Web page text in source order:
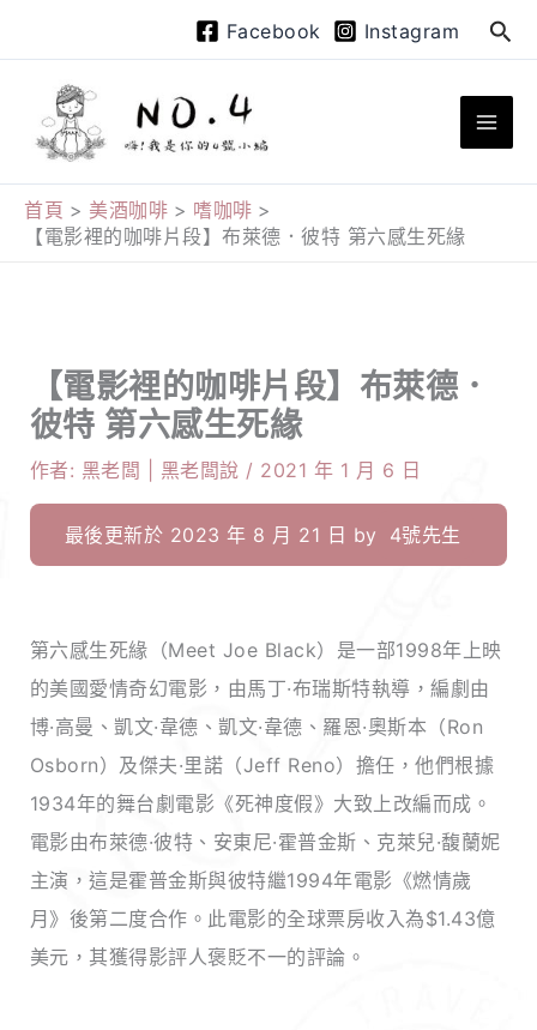
至
Facebook Instagram
搜
尋
首頁 美酒咖啡
嗜咖啡
【電影裡的咖啡片段】布萊德．彼特 第六感生死緣
【電影裡的咖啡片段】布萊德．
彼特 第六感生死緣
作者: 黑老闆 | 黑老闆說 / 2021 年 1 月 6 日
最後更新於 2023 年 8 月 21 日 by 4號先生
第六感生死緣（Meet Joe Black）是一部1998年上映
的美國愛情奇幻電影，由馬丁·布瑞斯特執導，編劇由
博·高曼、凱文·韋德、凱文·韋德、羅恩·奧斯本（Ron
Osborn）及傑夫·里諾（Jeff Reno）擔任，他們根據
1934年的舞台劇電影《死神度假》大致上改編而成。
電影由布萊德·彼特、安東尼·霍普金斯、克萊兒·馥蘭妮
主演，這是霍普金斯與彼特繼1994年電影《燃情歲
月》後第二度合作。此電影的全球票房收入為$1.43億
美元，其獲得影評人褒貶不一的評論。